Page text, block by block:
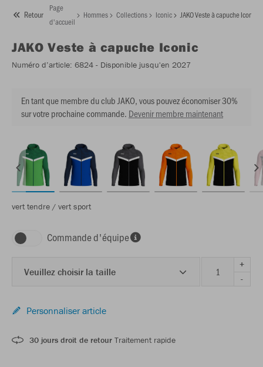
Retour
Page
d'accueil
Hommes Collections Iconic JAKO Veste à capuche Iconic
JAKO Veste à capuche Iconic
Numéro d’article: 6824 - Disponible jusqu'en 2027
En tant que membre du club JAKO, vous pouvez économiser 30%
sur votre prochaine commande. Devenir membre maintenant
vert tendre / vert sport
Commande d'équipe
Veuillez choisir la taille
+
-
Personnaliser article
30 jours droit de retour Traitement rapide